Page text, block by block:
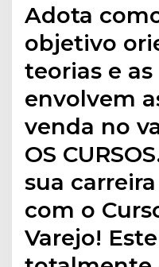
Adota
objetivo
teorias e
envolvem
venda no
OS
sua
com o
Varejo!